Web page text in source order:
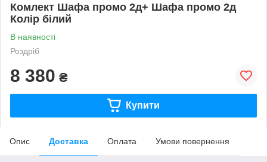
Комлект Шафа промо 2д+ Шафа промо 2д
Колір білий
В наявності
Роздріб
8 380 ₴
Купити
Опис Доставка Оплата Умови повернення